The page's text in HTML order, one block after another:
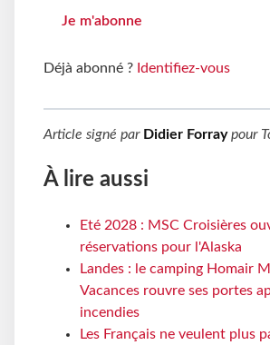
Je m'abonne
Déjà abonné ? Identifiez-vous
Article signé par Didier Forraypour
À lire aussi
Eté 2028 : MSC Croisières
réservations pour l'Alaska
Landes : le camping Homair
Vacances rouvre ses portes
incendies
Les Français ne veulent plus